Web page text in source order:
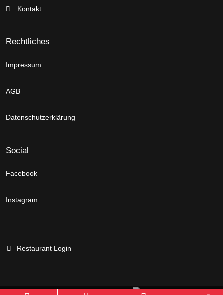
Kontakt
Rechtliches
Impressum
AGB
Datenschutzerklärung
Social
Facebook
Instagram
Restaurant Login
Branchenportal Software made in Germany